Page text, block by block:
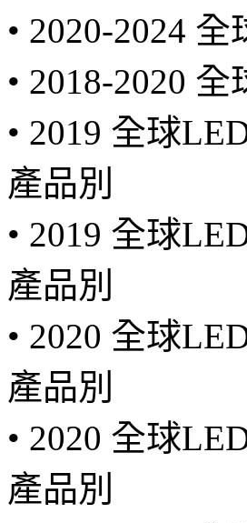
• 2020-2024
• 2018-2020
• 2019 全球
產品別
• 2019 全球
產品別
• 2020 全球
產品別
• 2020 全球
產品別